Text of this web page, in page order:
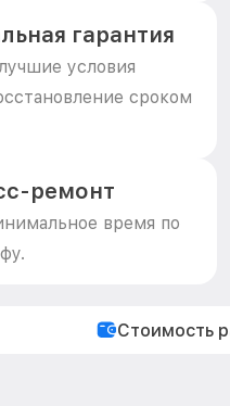
гарантия
условия
сроком
ремонт
время по
Стоимость